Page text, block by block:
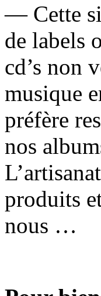
— Cette
de labels
cd’s non
musique
préfère
nos
produits
nous …